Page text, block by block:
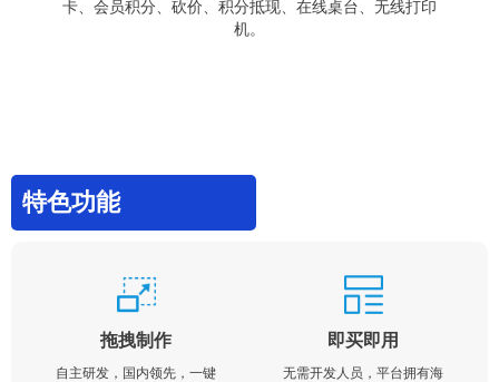
卡、会员积分、砍价、积分抵现、在线桌台、无线打印
机。
特色功能
拖拽制作
自主研发，国内领先，一键
即买即用
无需开发人员，平台拥有海